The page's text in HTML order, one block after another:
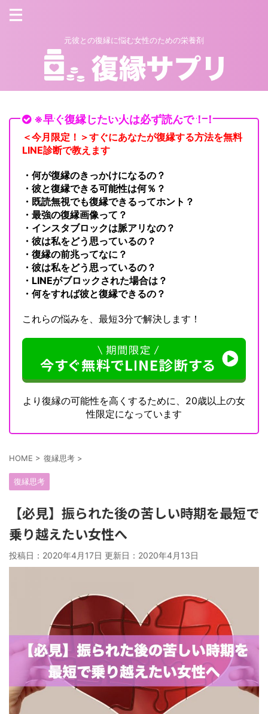
元彼との復縁に悩む女性のための栄養剤
※早く復縁したい人は必ず読んで！！
＜今月限定！＞すぐにあなたが復縁する方法を無料
LINE診断で教えます
・何が復縁のきっかけになるの？
・彼と復縁できる可能性は何％？
・既読無視でも復縁できるってホント？
・最強の復縁画像って？
・インスタブロックは脈アリなの？
・彼は私をどう思っているの？
・復縁の前兆ってなに？
・彼は私をどう思っているの？
・LINEがブロックされた場合は？
・何をすれば彼と復縁できるの？
これらの悩みを、最短3分で解決します！
より復縁の可能性を高くするために、20歳以上の女
性限定になっています
HOME > 復縁思考 >
復縁思考
【必見】振られた後の苦しい時期を最短で
乗り越えたい女性へ
投稿日：2020年4月17日 更新日： 2020年4月13日